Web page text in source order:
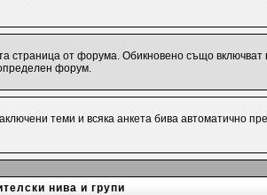
от форума. Обикновено също включват
форум.
теми и всяка анкета бива автоматично
нива и групи